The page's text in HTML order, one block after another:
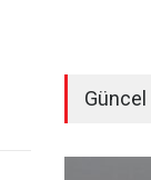
Güncel